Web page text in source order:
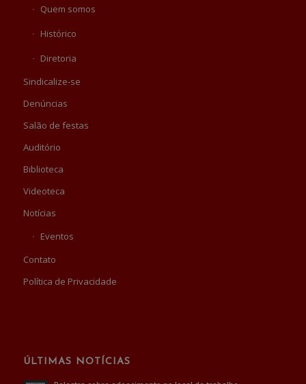
Quem somos
Histórico
Diretoria
Sindicalize-se
Denúncias
Salão de festas
Auditório
Biblioteca
Videoteca
Notícias
Eventos
Contato
Política de Privacidade
ÚLTIMAS NOTÍCIAS